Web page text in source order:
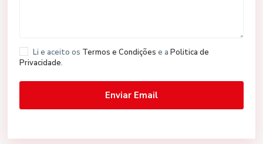
Li e aceito os Termos e Condições e a Politica de
Privacidade.